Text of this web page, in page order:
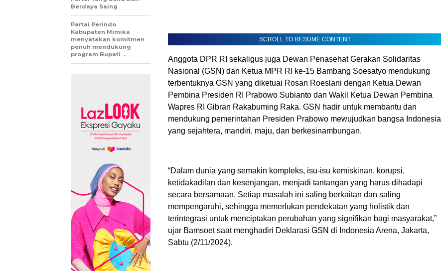
SCROLL TO RESUME CONTENT
Anggota DPR RI sekaligus juga Dewan Penasehat Gerakan Solidaritas
Nasional (GSN) dan Ketua MPR RI ke-15 Bambang Soesatyo mendukung
terbentuknya GSN yang diketuai Rosan Roeslani dengan Ketua Dewan
Pembina Presiden RI Prabowo Subianto dan Wakil Ketua Dewan Pembina
Wapres RI Gibran Rakabuming Raka. GSN hadir untuk membantu dan
mendukung pemerintahan Presiden Prabowo mewujudkan bangsa Indonesia
yang sejahtera, mandiri, maju, dan berkesinambungan.
“Dalam dunia yang semakin kompleks, isu-isu kemiskinan, korupsi,
ketidakadilan dan kesenjangan, menjadi tantangan yang harus dihadapi
secara bersamaan. Setiap masalah ini saling berkaitan dan saling
mempengaruhi, sehingga memerlukan pendekatan yang holistik dan
terintegrasi untuk menciptakan perubahan yang signifikan bagi masyarakat,”
ujar Bamsoet saat menghadiri Deklarasi GSN di Indonesia Arena, Jakarta,
Sabtu (2/11/2024).
Berdaya Saing
Partai Perindo
Kabupaten Mimika
menyatakan komitmen
penuh mendukung
program Bupati .